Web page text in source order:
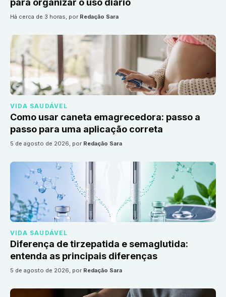
para organizar o uso diário
há cerca de 3 horas, por Redação Sara
VIDA SAUDÁVEL
Como usar caneta emagrecedora: passo a
passo para uma aplicação correta
5 de agosto de 2026, por Redação Sara
VIDA SAUDÁVEL
Diferença de tirzepatida e semaglutida:
entenda as principais diferenças
5 de agosto de 2026, por Redação Sara